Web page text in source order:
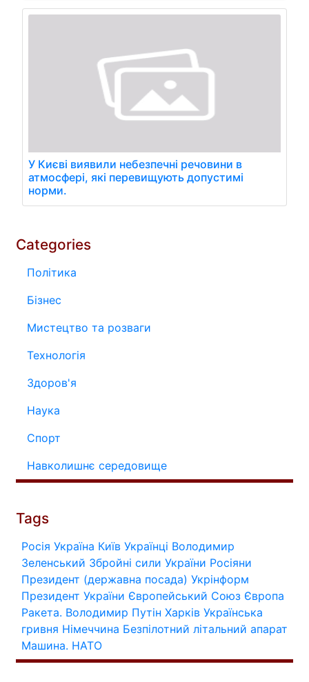
У Києві виявили небезпечні речовини в
атмосфері, які перевищують допустимі
норми.
Categories
Політика
Бізнес
Мистецтво та розваги
Технологія
Здоров'я
Наука
Спорт
Навколишнє середовище
Tags
Росія Україна Київ Українці Володимир
Зеленський Збройні сили України Росіяни
Президент (державна посада) Укрінформ
Президент України Європейський Союз Європа
Ракета. Володимир Путін Харків Українська
гривня Німеччина Безпілотний літальний апарат
Машина. НАТО